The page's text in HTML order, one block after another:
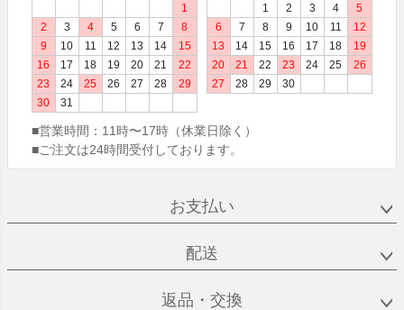
1
2
3 4 5 6 7
8
9
10 11 12 13 14
15
16
17 18 19 20 21
22
23
24 25 26 27 28
29
30
31
1
2 3 4
5
6
7 8 9 10 11
12
13
14 15 16 17 18
19
20
21 22 23 24 25
26
27
28 29 30
■営業時間： 11時〜17時（休業日除く）
■ご注文は24時間受付しております。
お支払い
配送
返品・交換